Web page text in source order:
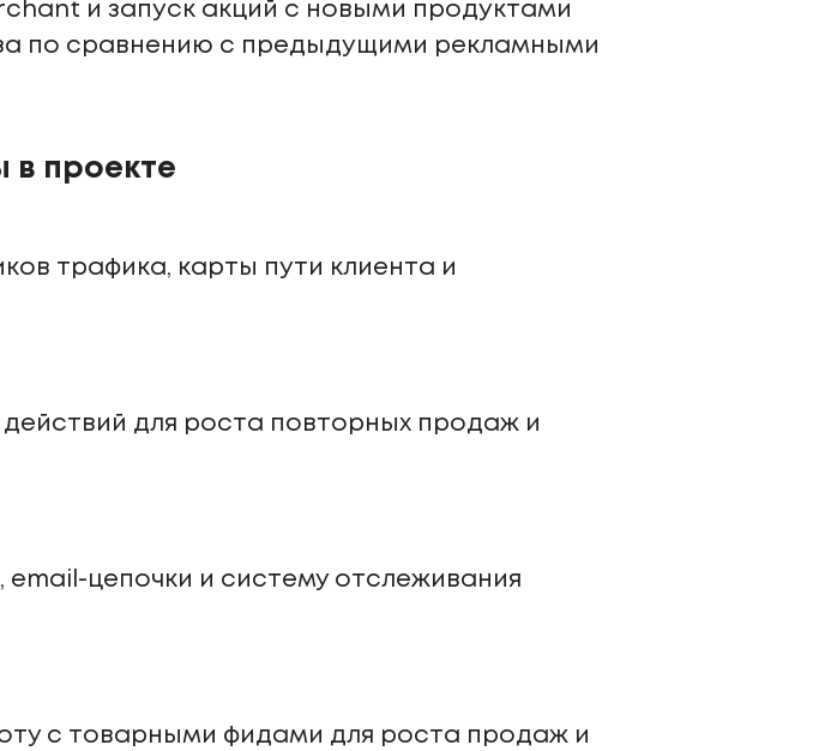
и запуск акций с новыми продуктами
по сравнению с предыдущими рекламными
в проекте
трафика, карты пути клиента и
для роста повторных продаж и
цепочки и систему отслеживания
с товарными фидами для роста продаж и